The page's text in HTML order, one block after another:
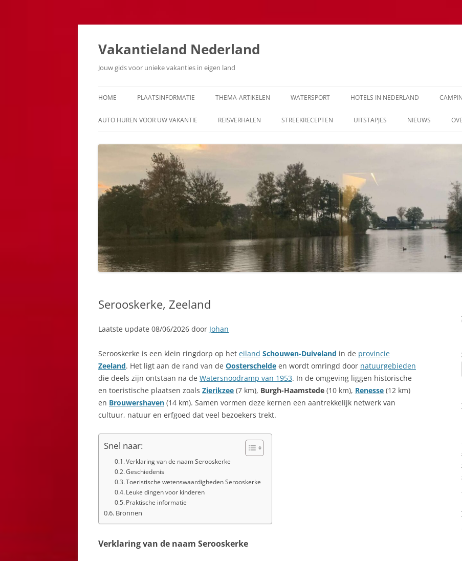
Ga
inhoud
Vakantieland Nederland
Jouw gids voor unieke vakanties in eigen land
HOME PLAATSINFORMATIE THEMA-ARTIKELEN WATERSPORT HOTELS IN NEDERLAND
AUTO HUREN VOOR UW VAKANTIE REISVERHALEN STREEKRECEPTEN UITSTAPJES NIEUWS
Serooskerke, Zeeland
Laatste update 08/06/2026 door Johan
Serooskerke is een klein ringdorp op het eiland Schouwen-Duiveland in de provincie
Zeeland. Het ligt aan de rand van de Oosterschelde en wordt omringd door natuurgebieden
die deels zijn ontstaan na de Watersnoodramp van 1953. In de omgeving liggen historische
en toeristische plaatsen zoals Zierikzee (7 km), Burgh-Haamstede (10 km), Renesse (12 km)
en Brouwershaven (14 km). Samen vormen deze kernen een aantrekkelijk netwerk van
cultuur, natuur en erfgoed dat veel bezoekers trekt.
Snel naar:
Verklaring van de naam Serooskerke
Geschiedenis
Toeristische wetenswaardigheden Serooskerke
Leuke dingen voor kinderen
Praktische informatie
Bronnen
Verklaring van de naam Serooskerke